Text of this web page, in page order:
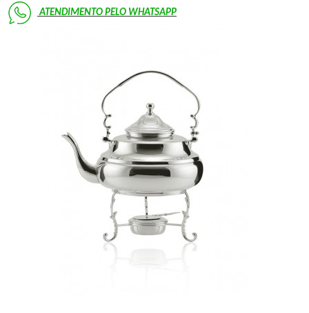
ATENDIMENTO PELO WHATSAPP